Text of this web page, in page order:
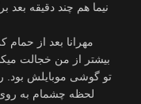
نیما هم چند دقیقه
مهرانا بعد از
بیشتر از من خجالت
تو گوشی موبایلش بود.
لحظه چشمام به